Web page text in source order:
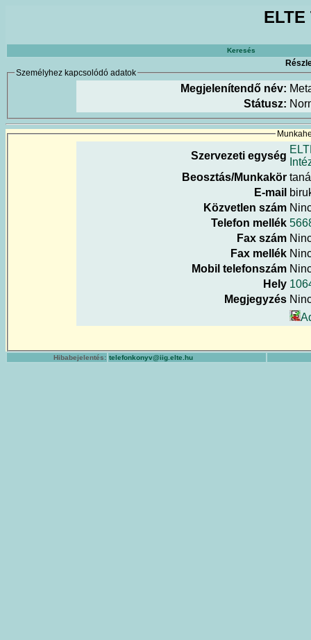
Keresés
Személyhez kapcsolódó adatok
Megjelenítendő név:
Státusz:
Szervezeti egység
Beosztás/Munkakör
E-mail
Közvetlen szám
Telefon mellék
Fax szám
Fax mellék
Mobil telefonszám
Hely
Megjegyzés
Hibabejelentés: telefonkonyv@iig.elte.hu